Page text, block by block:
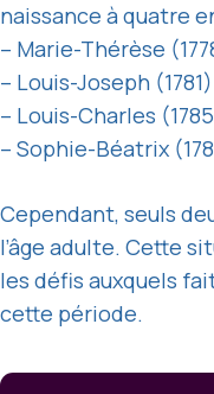
naissance à quatre
– Marie-Thérèse
– Louis-Joseph (1781)
– Louis-Charles
– Sophie-Béatrix
Cependant, seuls
l’âge adulte. Cette
les défis auxquels
cette période.